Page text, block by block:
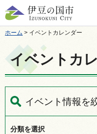
伊豆の国市
ホーム > イベントカレンダー
イベントカ
イベント情報を
分類を選択